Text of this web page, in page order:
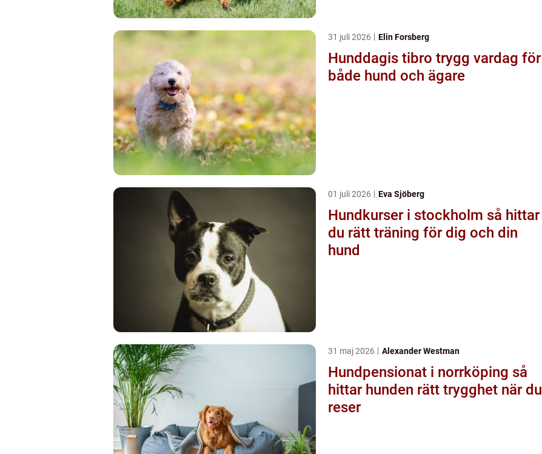
31 juli 2026 Elin Forsberg
Hunddagis tibro trygg vardag för
både hund och ägare
01 juli 2026 Eva Sjöberg
Hundkurser i stockholm så hittar
du rätt träning för dig och din
hund
31 maj 2026 Alexander Westman
Hundpensionat i norrköping så
hittar hunden rätt trygghet när du
reser